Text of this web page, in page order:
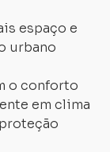
espaço e
urbano
o conforto
em clima